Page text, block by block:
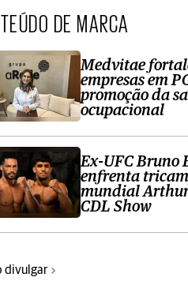
DE MARCA
Medvitae
empresas em
promoção da
ocupacional
Ex-UFC Bruno
enfrenta
mundial
CDL Show
divulgar